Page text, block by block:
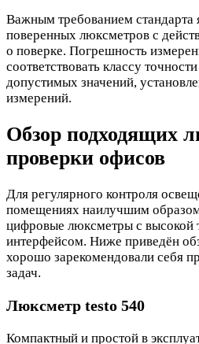
Важным требованием стандарта
поверенных люксметров с
о поверке. Погрешность
соответствовать классу
допустимых значений,
измерений.
Обзор подходящих
проверки офисов
Для регулярного контроля
помещениях наилучшим
цифровые люксметры с высокой
интерфейсом. Ниже приведён
хорошо зарекомендовали себя
задач.
Люксметр testo 540
Компактный и простой в